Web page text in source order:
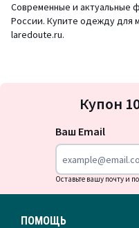
Современные и актуальные
России. Купите одежду для
laredoute.ru.
Купон
Ваш Email
Оставьте вашу почту и
ПОМОЩЬ